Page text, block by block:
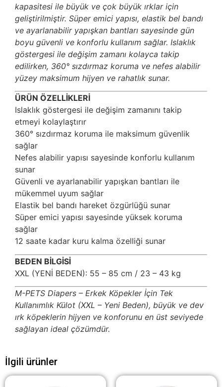
kapasitesi ile büyük ve çok büyük ırklar için
geliştirilmiştir. Süper emici yapısı, elastik bel bandı
ve ayarlanabilir yapışkan bantları sayesinde gün
boyu güvenli ve konforlu kullanım sağlar. Islaklık
göstergesi ile değişim zamanı kolayca takip
edilirken, 360° sızdırmaz koruma ve nefes alabilir
yüzey maksimum hijyen ve rahatlık sunar.
ÜRÜN ÖZELLİKLERİ
Islaklık göstergesi ile değişim zamanını takip
etmeyi kolaylaştırır
360° sızdırmaz koruma ile maksimum güvenlik
sağlar
Nefes alabilir yapısı sayesinde konforlu kullanım
sunar
Güvenli ve ayarlanabilir yapışkan bantları ile
mükemmel uyum sağlar
Elastik bel bandı hareket özgürlüğü sunar
Süper emici yapısı sayesinde yüksek koruma
sağlar
12 saate kadar kuru kalma özelliği sunar
BEDEN BİLGİSİ
XXL (YENİ BEDEN): 55 – 85 cm / 23 – 43 kg
M-PETS Diapers – Erkek Köpekler İçin Tek
Kullanımlık Külot (XXL – Yeni Beden), büyük ve dev
ırk köpeklerin hijyen ve konforunu en üst seviyede
sağlayan ideal çözümdür.
İlgili ürünler